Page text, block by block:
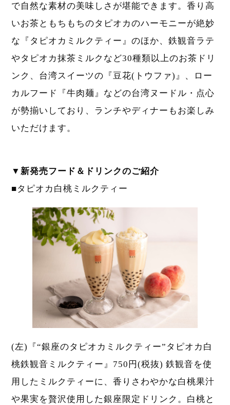
で自然な素材の美味しさが堪能できます。香り高
いお茶ともちもちのタピオカのハーモニーが絶妙
な『タピオカミルクティー』のほか、鉄観音ラテ
やタピオカ抹茶ミルクなど30種類以上のお茶ドリ
ンク、台湾スイーツの『豆花(トウファ)』、ロー
カルフード『牛肉麺』などの台湾ヌードル・点心
が勢揃いしており、ランチやディナーもお楽しみ
いただけます。
▼新発売フード＆ドリンクのご紹介
■タピオカ白桃ミルクティー
(左)『“銀座のタピオカミルクティー”タピオカ白
桃鉄観音ミルクティー』750円(税抜) 鉄観音を使
用したミルクティーに、香りさわやかな白桃果汁
や果実を贅沢使用した銀座限定ドリンク。白桃と